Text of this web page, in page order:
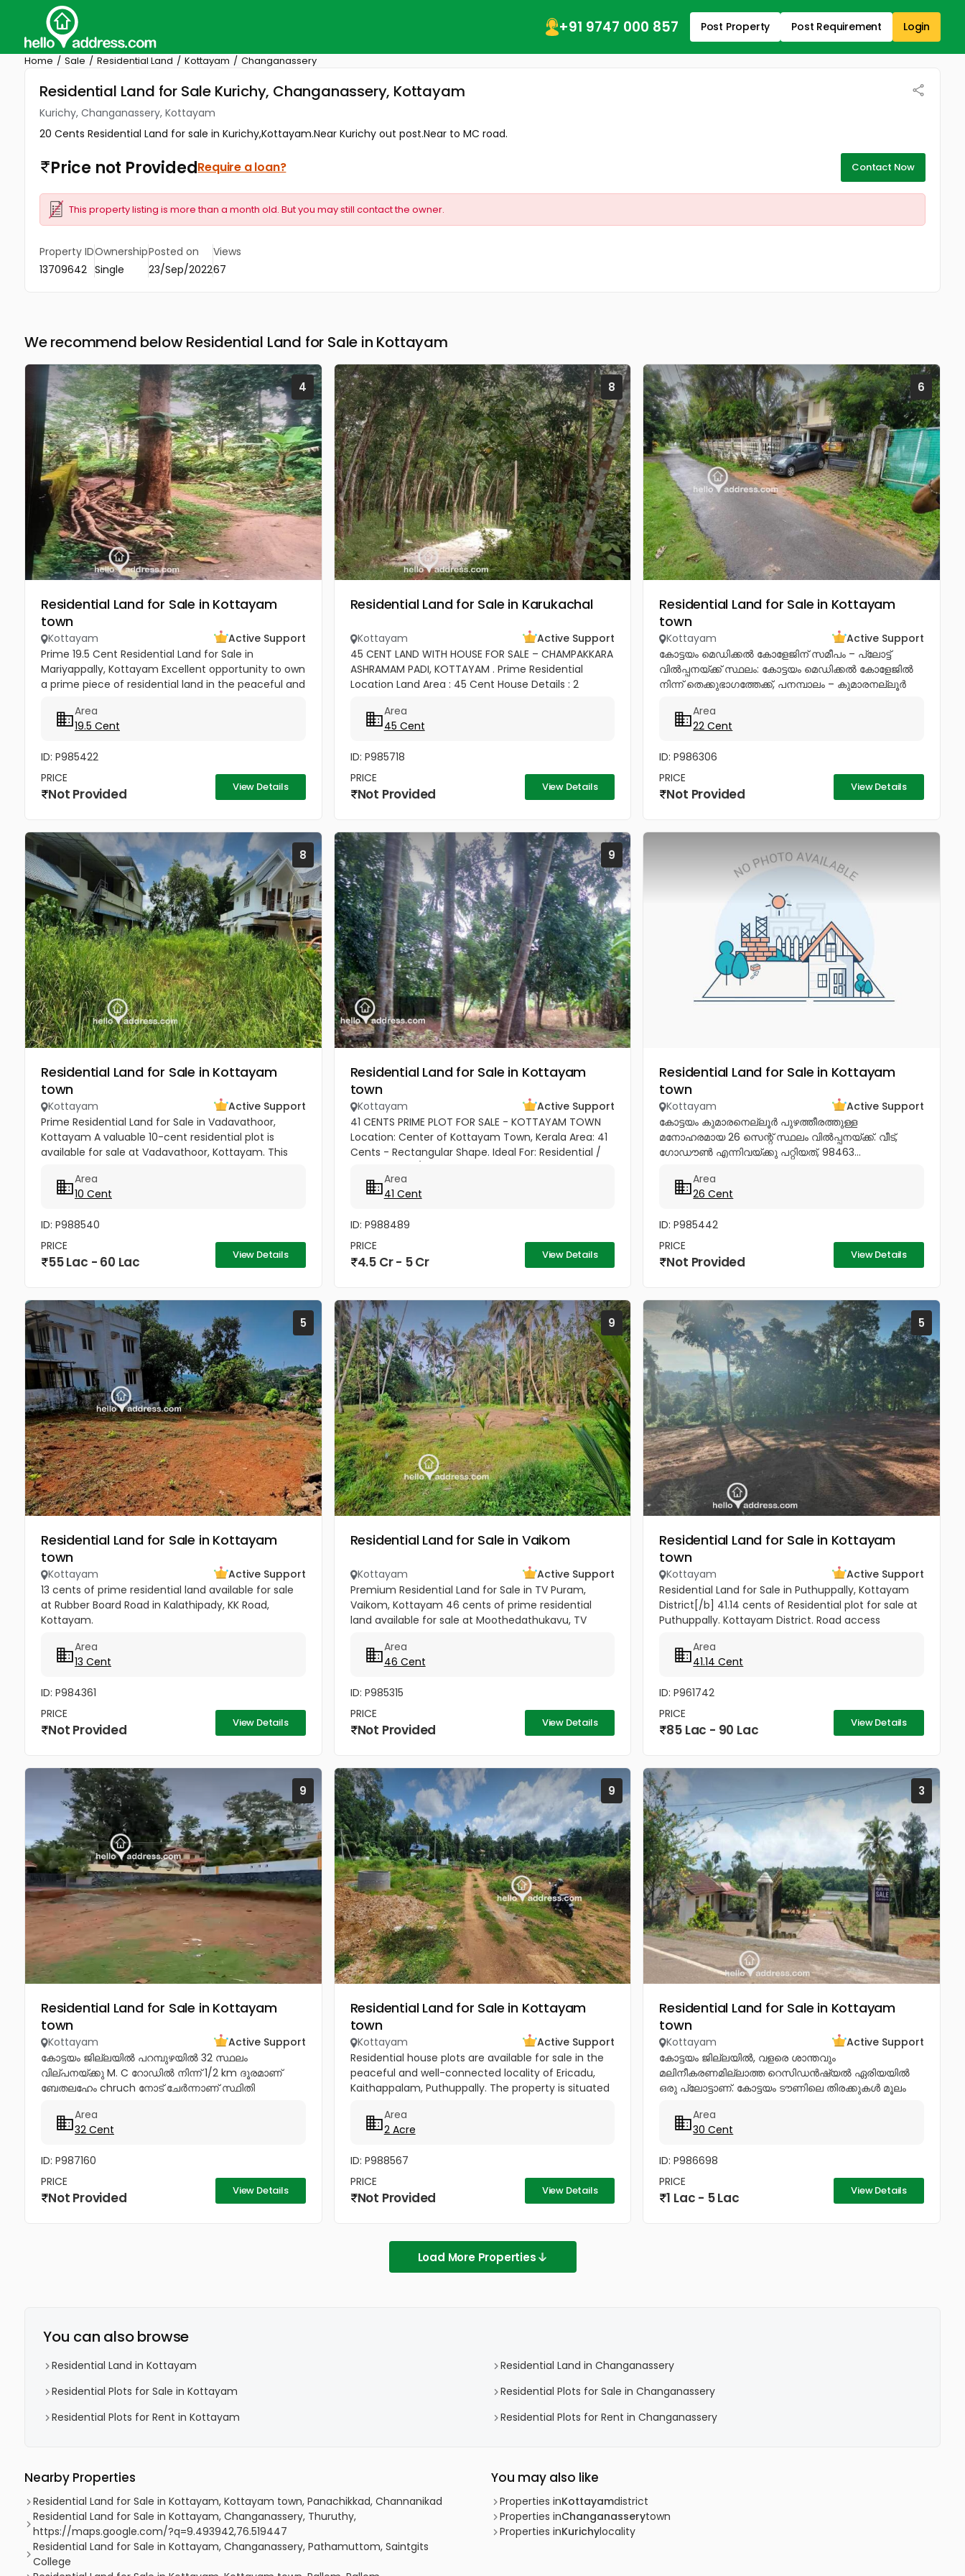
+91 9747 000 857 Post Property Post Requirement Login
Home Sale Residential Land Kottayam Changanassery
Residential Land for Sale Kurichy, Changanassery, Kottayam
Kurichy, Changanassery, Kottayam
20 Cents Residential Land for sale in Kurichy,Kottayam.Near Kurichy out post.Near to MC road.
Price not ProvidedRequire a loan? Contact Now
This property listing is more than a month old. But you may still contact the owner.
Property ID
13709642
Ownership
Single
Posted on
23/Sep/2022
Views
67
We recommend below Residential Land for Sale in Kottayam
4
Residential Land for Sale in Kottayam
town
Kottayam
Active Support
Prime 19.5 Cent Residential Land for Sale in
Mariyappally, Kottayam Excellent opportunity to own
a prime piece of residential land in the peaceful and
Nattakom. This...
Area
19.5 Cent
ID: P985422
PRICE
Not Provided View Details
8
Residential Land for Sale in Karukachal
Kottayam
Active Support
45 CENT LAND WITH HOUSE FOR SALE – CHAMPAKKARA
ASHRAMAM PADI, KOTTAYAM . Prime Residential
Location Land Area : 45 Cent House Details : 2
Good Road Access Water...
Area
45 Cent
ID: P985718
PRICE
Not Provided View Details
6
Residential Land for Sale in Kottayam
town
Kottayam
Active Support
കോട്ടയം മെഡിക്കൽ കോളേജിന് സമീപം – പ്ലോട്ട്
വിൽപ്പനയ്ക്ക് സ്ഥലം: കോട്ടയം മെഡിക്കൽ കോളേജിൽ
നിന്ന് തെക്കുഭാഗത്തേക്ക്, പനമ്പാലം – കുമാരനല്ലൂർ
സഞ്ചരിക്കാൻ ഉള്ള വഴി സൗകര്യമുണ്ട്....
Area
22 Cent
ID: P986306
PRICE
Not Provided View Details
8
Residential Land for Sale in Kottayam
town
Kottayam
Active Support
Prime Residential Land for Sale in Vadavathoor,
Kottayam A valuable 10-cent residential plot is
available for sale at Vadavathoor, Kottayam. This
build a comfortable...
Area
10 Cent
ID: P988540
PRICE
55 Lac - 60 Lac View Details
9
Residential Land for Sale in Kottayam
town
Kottayam
Active Support
41 CENTS PRIME PLOT FOR SALE - KOTTAYAM TOWN
Location: Center of Kottayam Town, Kerala Area: 41
Cents - Rectangular Shape. Ideal For: Residential /
Road Access: 100...
Area
41 Cent
ID: P988489
PRICE
4.5 Cr - 5 Cr View Details
Residential Land for Sale in Kottayam
town
Kottayam
Active Support
കോട്ടയം കുമാരനെല്ലൂർ പുഴത്തീരത്തുള്ള
മനോഹരമായ 26 സെന്റ്‎ സ്ഥലം വിൽപ്പനയ്‌ക്ക്‎. വീട്,
ഗോഡൗൺ എന്നിവയ്‌ക്കു പറ്റിയത്, 98463...
Area
26 Cent
ID: P985442
PRICE
Not Provided View Details
5
Residential Land for Sale in Kottayam
town
Kottayam
Active Support
13 cents of prime residential land available for sale
at Rubber Board Road in Kalathipady, KK Road,
Kottayam.
Area
13 Cent
ID: P984361
PRICE
Not Provided View Details
9
Residential Land for Sale in Vaikom
Kottayam
Active Support
Premium Residential Land for Sale in TV Puram,
Vaikom, Kottayam 46 cents of prime residential
land available for sale at Moothedathukavu, TV
connected residential area, this...
Area
46 Cent
ID: P985315
PRICE
Not Provided View Details
5
Residential Land for Sale in Kottayam
town
Kottayam
Active Support
Residential Land for Sale in Puthuppally, Kottayam
District[/b] 41.14 cents of Residential plot for sale at
Puthuppally. Kottayam District. Road access
Puthuppally...
Area
41.14 Cent
ID: P961742
PRICE
85 Lac - 90 Lac View Details
9
Residential Land for Sale in Kottayam
town
Kottayam
Active Support
കോട്ടയം ജില്ലയിൽ പറമ്പുഴയിൽ 32 സ്ഥലം
വില്പനയ്ക്കു M. C റോഡിൽ നിന്ന് 1/2 km ദൂരമാണ്
ബേതലഹേം chruch നോട്‌ ചേർന്നാണ് സ്ഥിതി
കൺസ്ട്രക്ഷൻ നും ലൈസൻസ്ഡ് എഞ്ചിനീയർ ആണ്
വരുന്നത്....
Area
32 Cent
ID: P987160
PRICE
Not Provided View Details
9
Residential Land for Sale in Kottayam
town
Kottayam
Active Support
Residential house plots are available for sale in the
peaceful and well-connected locality of Ericadu,
Kaithappalam, Puthuppally. The property is situated
Main Road,...
Area
2 Acre
ID: P988567
PRICE
Not Provided View Details
3
Residential Land for Sale in Kottayam
town
Kottayam
Active Support
കോട്ടയം ജില്ലയിൽ, വളരെ ശാന്തവും
മലിനീകരണമില്ലാത്ത റെസിഡൻഷ്യൽ ഏരിയയിൽ
ഒരു പ്ലോട്ടാണ്. കോട്ടയം ടൗണിലെ തിരക്കുകൾ മൂലം
ബുദ്ധിമുട്ടുന്നവർക്ക് ടൗണിനോടടുത്തുള്ള മൂലവട്ടം വളരെ
മികച്ച ഒരു ഓപ്ഷൻ...
Area
30 Cent
ID: P986698
PRICE
1 Lac - 5 Lac View Details
Load More Properties
You can also browse
Residential Land in Kottayam
Residential Land in Changanassery
Residential Plots for Sale in Kottayam
Residential Plots for Sale in Changanassery
Residential Plots for Rent in Kottayam
Residential Plots for Rent in Changanassery
Nearby Properties
Residential Land for Sale in Kottayam, Kottayam town, Panachikkad, Channanikad
Residential Land for Sale in Kottayam, Changanassery, Thuruthy,
https://maps.google.com/?q=9.493942,76.519447
Residential Land for Sale in Kottayam, Changanassery, Pathamuttom, Saintgits
College
You may also like
Properties inKottayamdistrict
Properties inChanganasserytown
Properties inKurichylocality